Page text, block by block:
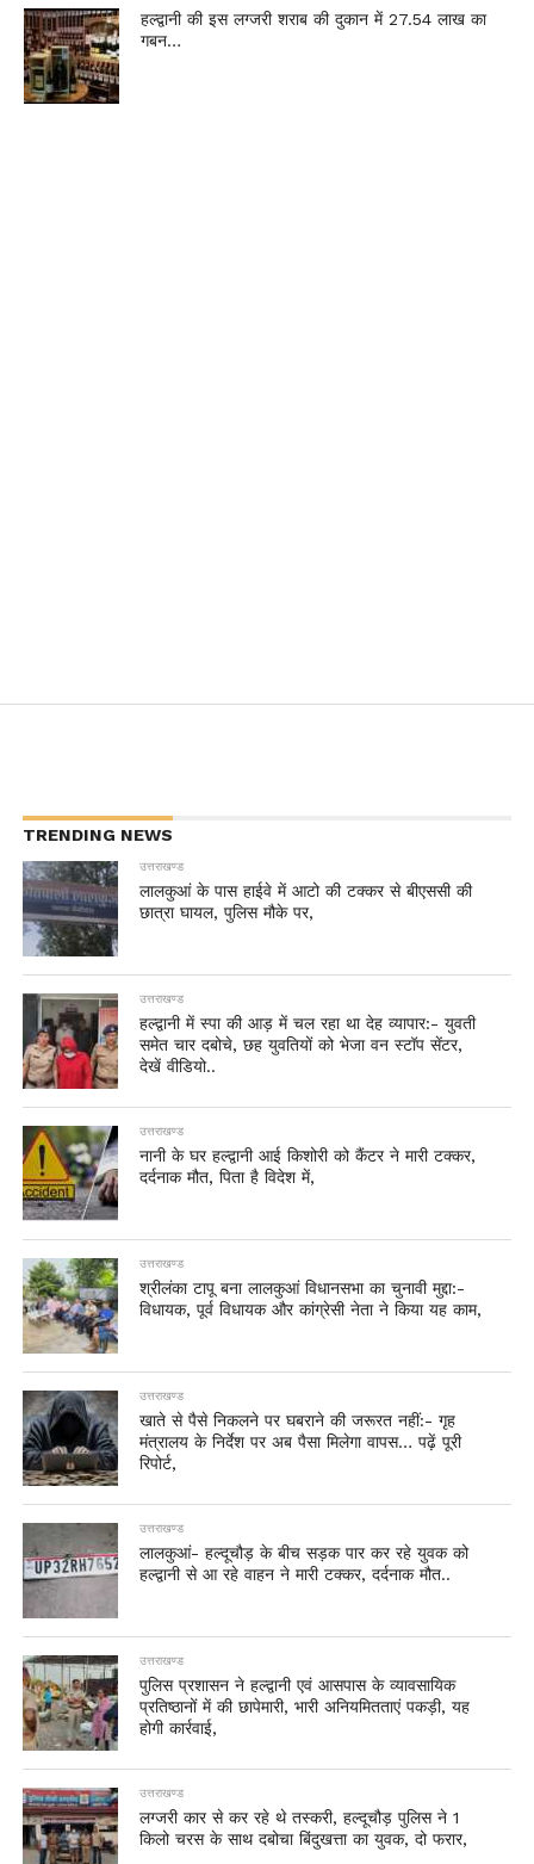
हल्द्वानी की इस लग्जरी शराब की दुकान में 27.54 लाख का
गबन…
TRENDING NEWS
उत्तराखण्ड
लालकुआं के पास हाईवे में आटो की टक्कर से बीएससी की
छात्रा घायल, पुलिस मौके पर,
उत्तराखण्ड
हल्द्वानी में स्पा की आड़ में चल रहा था देह व्यापार:- युवती
समेत चार दबोचे, छह युवतियों को भेजा वन स्टॉप सेंटर,
देखें वीडियो..
उत्तराखण्ड
नानी के घर हल्द्वानी आई किशोरी को कैंटर ने मारी टक्कर,
दर्दनाक मौत, पिता है विदेश में,
उत्तराखण्ड
श्रीलंका टापू बना लालकुआं विधानसभा का चुनावी मुद्दा:-
विधायक, पूर्व विधायक और कांग्रेसी नेता ने किया यह काम,
उत्तराखण्ड
खाते से पैसे निकलने पर घबराने की जरूरत नहीं:- गृह
मंत्रालय के निर्देश पर अब पैसा मिलेगा वापस… पढ़ें पूरी
रिपोर्ट,
उत्तराखण्ड
लालकुआं- हल्दूचौड़ के बीच सड़क पार कर रहे युवक को
हल्द्वानी से आ रहे वाहन ने मारी टक्कर, दर्दनाक मौत..
उत्तराखण्ड
पुलिस प्रशासन ने हल्द्वानी एवं आसपास के व्यावसायिक
प्रतिष्ठानों में की छापेमारी, भारी अनियमितताएं पकड़ी, यह
होगी कार्रवाई,
उत्तराखण्ड
लग्जरी कार से कर रहे थे तस्करी, हल्दूचौड़ पुलिस ने 1
किलो चरस के साथ दबोचा बिंदुखत्ता का युवक, दो फरार,